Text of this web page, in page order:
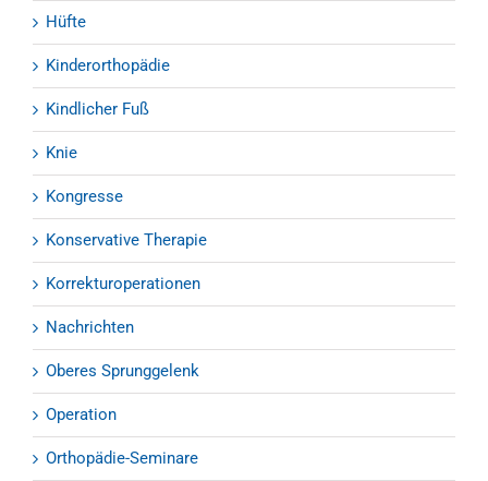
Hüfte
Kinderorthopädie
Kindlicher Fuß
Knie
Kongresse
Konservative Therapie
Korrekturoperationen
Nachrichten
Oberes Sprunggelenk
Operation
Orthopädie-Seminare